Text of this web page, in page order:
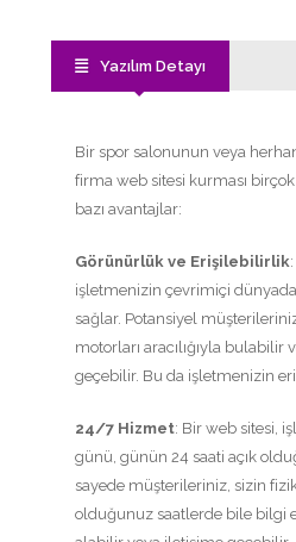
Yazılım Detayı
Bir spor salonunun veya
firma web sitesi kurması
bazı avantajlar:
Görünürlük ve Erişilebilirlik
işletmenizin çevrimiçi dünyada
sağlar. Potansiyel
motorları aracılığıyla bulabilir
geçebilir. Bu da işletmenizin
24/7 Hizmet: Bir web sitesi,
günü, günün 24 saati açık
sayede müşterileriniz, sizin
olduğunuz saatlerde bile bilgi